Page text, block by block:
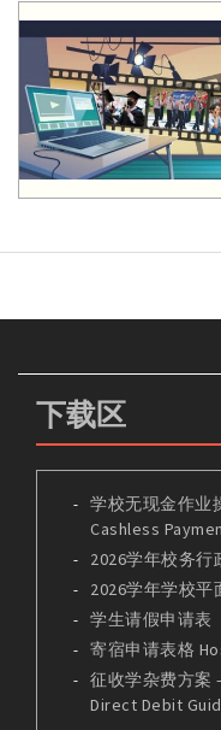
下载区
学校无现金作业
Cashless
2026学年校务行
2026学年学校平
学生请假申请表
寄宿申请表格
征收学杂费方案
Direct Debit